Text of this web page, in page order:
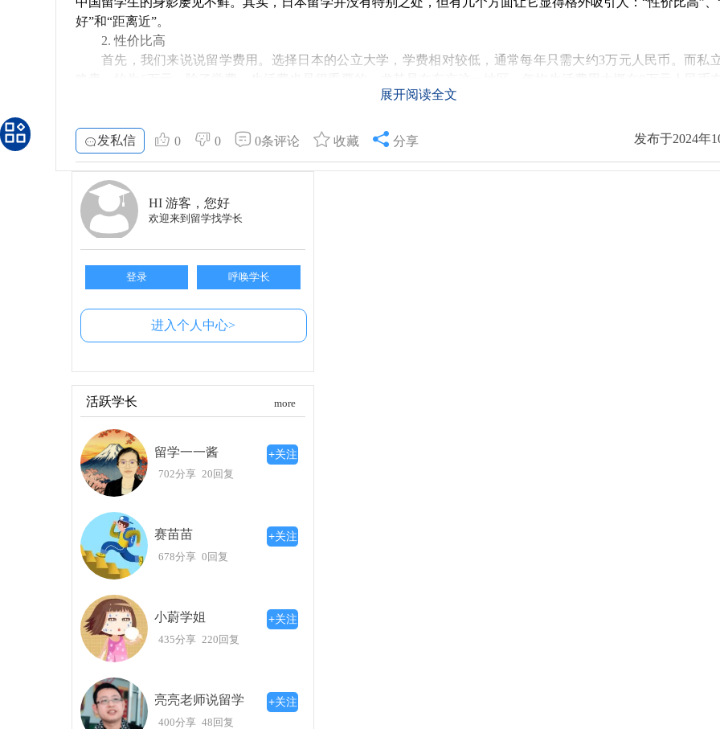
好”和“距离近”。
2. 性价比高
首先，我们来说说留学费用。选择日本的公立大学，学费相对较低，通常每年只需大约3万元人民币。而私
算下来，一年总开销在11万到14万之间，四年的累积只有60万左右。与欧美国家的高昂学费相比，实在是划算得多
谈到安全，这是留学选择的重要因素之一。日本以其稳定的社会环境而闻名，毒品和枪支的管控极为严格，
安心。此外，作为一个游客和学生，能享受到日本人友好、礼貌的待客之道，生活中多了几分安全感。
4. 交通便利
距离也是日本的一个优势。与很多欧美国家相比，日本的地理位置相对较近，非常方便。不用长途飞行，很
下，短时间内就能抵达。这极大地方便了学生随时回国探亲。
5. 学语言的新选择
对于不会日语的学生，也不必担心。日本的大学现已开设SGU（国际化学士学位）项目，提供英语授课的课程
得那些希望用英语学习的同学有了全新的选择。如果希望学习日语，也可以先去语言学校打基础，再进入正式的
个过程十分便捷。
6. 提升自我，收获未来
留学不仅仅是学习专业知识，更是个人成长的旅程。在日本的经历，可以让你收获国际视野和独立生活的能
便捷的地理位置，吸引了更多的学生。对于希望开拓眼界、体验新文化的你，选择日本无疑是个很好的决定。在这
路上，收获的不仅是知识，还有更多的人生体验。 希望你们在这个过程中能有所收获，未来的道路越走越宽！
展开阅读全文
发私信 0 0 0条评论 收藏 分享 发布于2024年
HI 游客，您好
欢迎来到留学找学长
登录 呼唤学长
进入个人中心>
活跃学长 more
留学一一酱 +关注
702分享 20回复
赛苗苗 +关注
678分享 0回复
小蔚学姐 +关注
435分享 220回复
亮亮老师说留学 +关注
400分享 48回复